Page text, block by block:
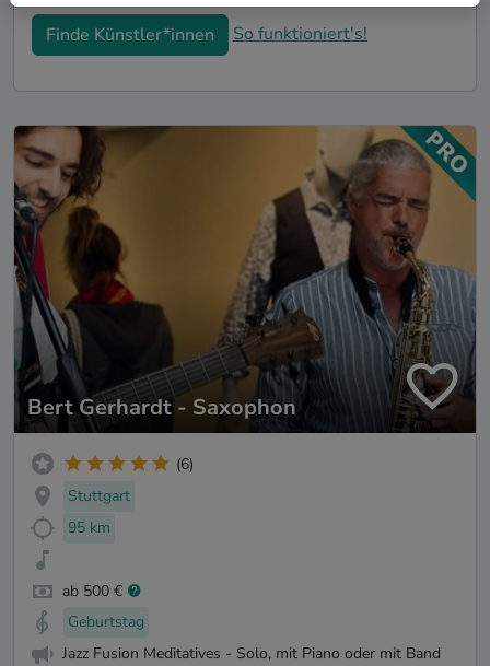
Finde Künstler*innen So funktioniert's!
Bert Gerhardt - Saxophon
(6)
Stuttgart
95 km
ab 500 €
Geburtstag
Jazz Fusion Meditatives - Solo, mit Piano oder mit Band